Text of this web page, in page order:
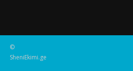
©
SheniEkimi.ge